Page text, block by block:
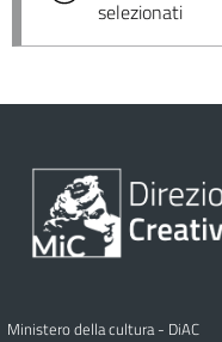
selezionati
Ministero della cultura - DiAC